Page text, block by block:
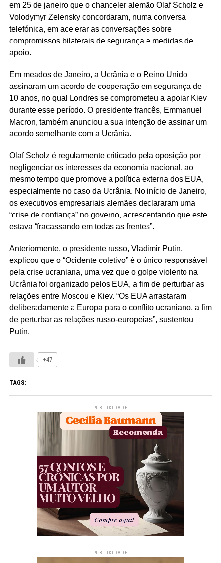
em 25 de janeiro que o chanceler alemão Olaf Scholz e
Volodymyr Zelensky concordaram, numa conversa
telefónica, em acelerar as conversações sobre
compromissos bilaterais de segurança e medidas de
apoio.
Em meados de Janeiro, a Ucrânia e o Reino Unido
assinaram um acordo de cooperação em segurança de
10 anos, no qual Londres se comprometeu a apoiar Kiev
durante esse período. O presidente francês, Emmanuel
Macron, também anunciou a sua intenção de assinar um
acordo semelhante com a Ucrânia.
Olaf Scholz é regularmente criticado pela oposição por
negligenciar os interesses da economia nacional, ao
mesmo tempo que promove a política externa dos EUA,
especialmente no caso da Ucrânia. No início de Janeiro,
os executivos empresariais alemães declararam uma
“crise de confiança” no governo, acrescentando que este
estava “fracassando em todas as frentes”.
Anteriormente, o presidente russo, Vladimir Putin,
explicou que o “Ocidente coletivo” é o único responsável
pela crise ucraniana, uma vez que o golpe violento na
Ucrânia foi organizado pelos EUA, a fim de perturbar as
relações entre Moscou e Kiev. “Os EUA arrastaram
deliberadamente a Europa para o conflito ucraniano, a fim
de perturbar as relações russo-europeias”, sustentou
Putin.
+47
TAGS:
PUBLICIDADE
PUBLICIDADE